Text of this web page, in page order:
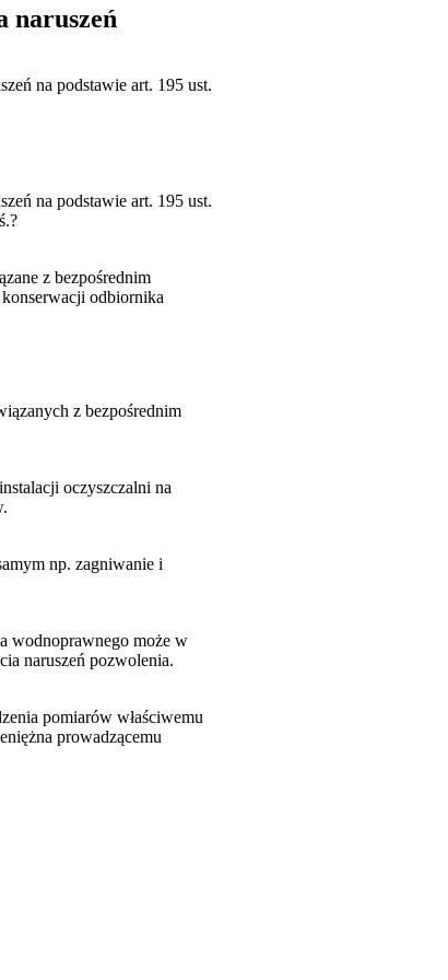
naruszeń
na podstawie art. 195 ust.
na podstawie art. 195 ust.
z bezpośrednim
odbiornika
z bezpośrednim
oczyszczalni na
np. zagniwanie i
wodnoprawnego może w
naruszeń pozwolenia.
pomiarów właściwemu
prowadzącemu